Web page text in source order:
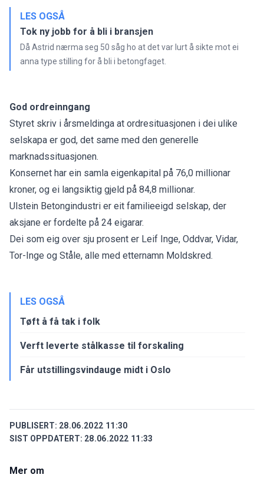
LES OGSÅ
Tok ny jobb for å bli i bransjen
Då Astrid nærma seg 50 såg ho at det var lurt å sikte mot ei
anna type stilling for å bli i betongfaget.
God ordreinngang
Styret skriv i årsmeldinga at ordresituasjonen i dei ulike
selskapa er god, det same med den generelle
marknadssituasjonen.
Konsernet har ein samla eigenkapital på 76,0 millionar
kroner, og ei langsiktig gjeld på 84,8 millionar.
Ulstein Betongindustri er eit familieeigd selskap, der
aksjane er fordelte på 24 eigarar.
Dei som eig over sju prosent er Leif Inge, Oddvar, Vidar,
Tor-Inge og Ståle, alle med etternamn Moldskred.
LES OGSÅ
Tøft å få tak i folk
Verft leverte stålkasse til forskaling
Får utstillingsvindauge midt i Oslo
PUBLISERT: 28.06.2022 11:30
SIST OPPDATERT: 28.06.2022 11:33
Mer om